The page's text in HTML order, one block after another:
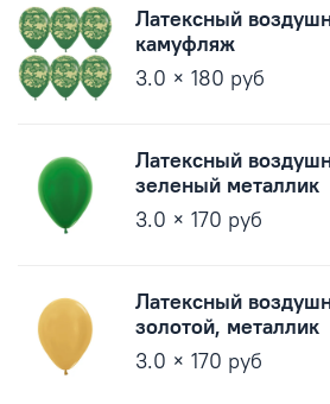
Латексный
камуфляж
3.0 × 180 руб
Латексный
зеленый металлик
3.0 × 170 руб
Латексный
золотой, металлик
3.0 × 170 руб